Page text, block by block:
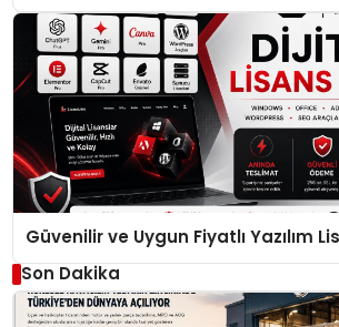
Güvenilir ve Uygun Fiyatlı Yazılım
Son Dakika